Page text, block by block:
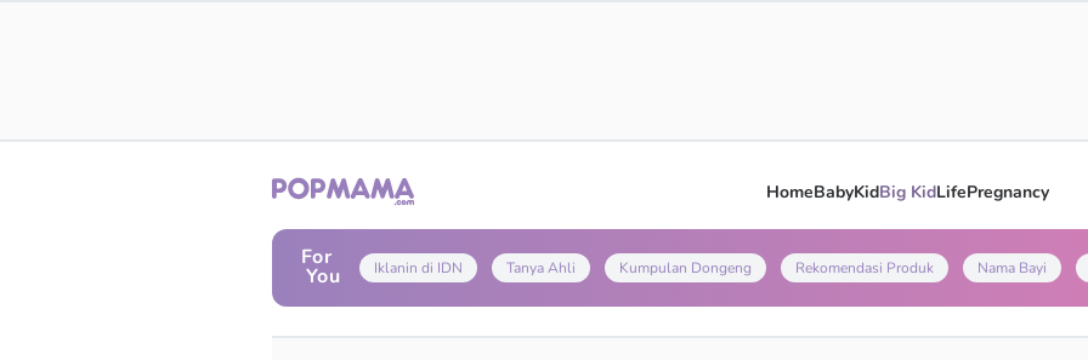
HomeBabyKidBig KidLifePregnancy
For
You Iklanin di IDN Tanya Ahli Kumpulan Dongeng Rekomendasi Produk Nama Bayi